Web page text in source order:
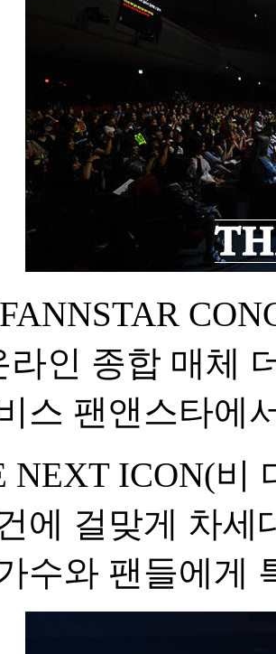
라인 종합 매체
스 팬앤스타에
NEXT ICON(비
에 걸맞게 차세
수와 팬들에게